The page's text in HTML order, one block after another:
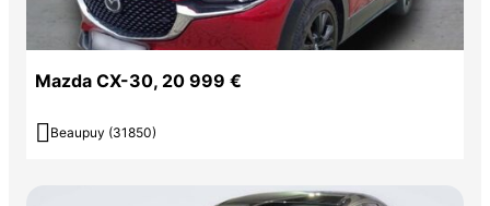
Mazda CX-30, 20 999 €
 Beaupuy (31850)